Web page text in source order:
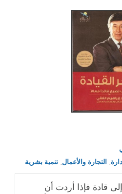
التجارة والأعمال تنمية بشرية
قادة فإذا أردت أن